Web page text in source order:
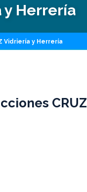
y Herrería
Vidriería y Herrería
CRUZ